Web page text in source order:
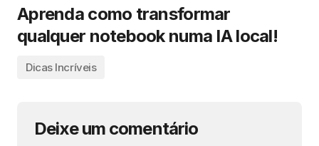
Aprenda como transformar
qualquer notebook numa IA local!
Dicas Incríveis
Deixe um comentário